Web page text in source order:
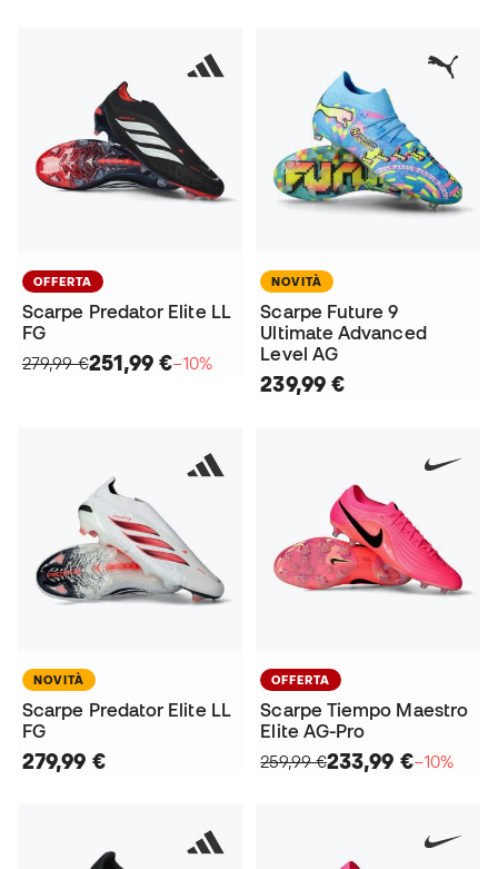
OFFERTA
Scarpe Predator Elite LL
FG
279,99 €251,99 €−10%
NOVITÀ
Scarpe Future 9
Ultimate Advanced
Level AG
239,99 €
NOVITÀ
Scarpe Predator Elite LL
FG
279,99 €
OFFERTA
Scarpe Tiempo Maestro
Elite AG-Pro
259,99 €233,99 €−10%